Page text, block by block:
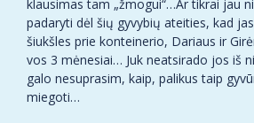
klausimas tam „žmogui“…Ar tikrai jau
padaryti dėl šių gyvybių ateities, kad
šiukšles prie konteinerio, Dariaus ir
vos 3 mėnesiai… Juk neatsirado jos iš
galo nesuprasim, kaip, palikus taip
miegoti…